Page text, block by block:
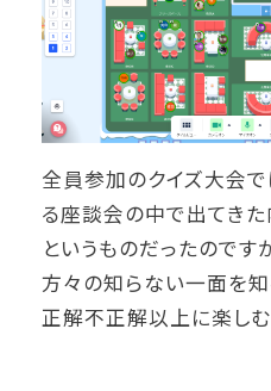
全員参加のクイズ大会
る座談会の中で出てきた
というものだったのです
方々の知らない一面を知
正解不正解以上に楽しむ